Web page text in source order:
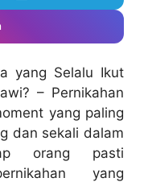
yang Selalu Ikut
– Pernikahan
yang paling
dan sekali dalam
orang pasti
yang